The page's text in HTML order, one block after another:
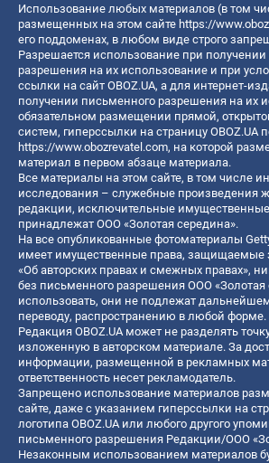
Использование любых материалов (в том
размещенных на этом сайте https://
его поддоменах, в любом виде строго
Разрешается использование при
разрешения на их использование и при
ссылки на сайт OBOZ.UA, а для интернет-
получении письменного разрешения на их
обязательном размещении прямой,
систем, гиперссылки на страницу OBOZ.UA
https://www.obozrevatel.com, на которой
материал в первом абзаце материала.
Все материалы на этом сайте, в том числе
исследования – служебные произведения
редакции, исключительные
принадлежат ООО «Золотая середина».
На все опубликованные фотоматериалы
имеет имущественные права, защищаемые
«Об авторских правах и смежных правах»,
без письменного разрешения ООО «Золотая
использовать, они не подлежат
переводу, распространению в любой форме.
Редакция OBOZ.UA может не разделять
изложенную в авторском материале. За
информации, размещенной в рекламных
ответственность несет рекламодатель.
Запрещено использование материалов
сайте, даже с указанием гиперссылки на
логотипа OBOZ.UA или любого другого
письменного разрешения Редакции/ООО
Незаконным использованием материалов